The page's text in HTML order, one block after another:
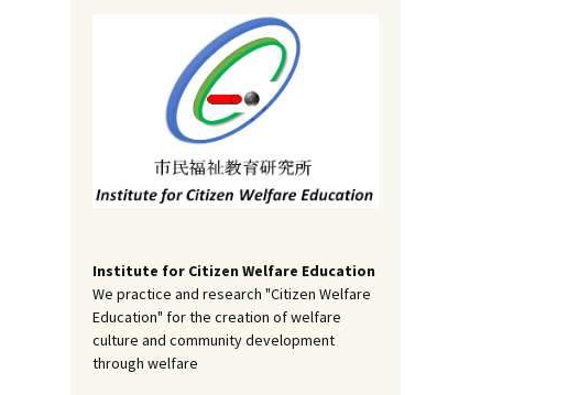
アーカイブ（４）
記事（151）～
アーカイブ（５）
記事（201）～
アーカイブ（３）
調査報告
アーカイブ（４）
実践報告
アーカイブ（５）
コラム
Institute for Citizen Welfare Education
We practice and research "Citizen Welfare
Education" for the creation of welfare
culture and community development
through welfare